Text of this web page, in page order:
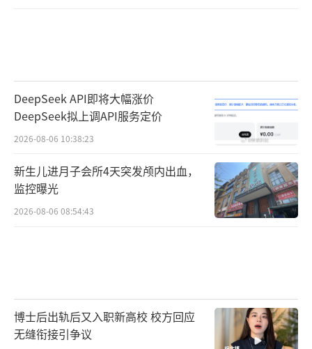
DeepSeek API即将大幅涨价
DeepSeek拟上调API服务定价
2026-08-06 10:38:23
新生儿进月子会所4天突发颅内出血，
监控曝光
2026-08-06 08:54:43
博士后出轨后又入职新高校 校方回应
无缝衔接引争议